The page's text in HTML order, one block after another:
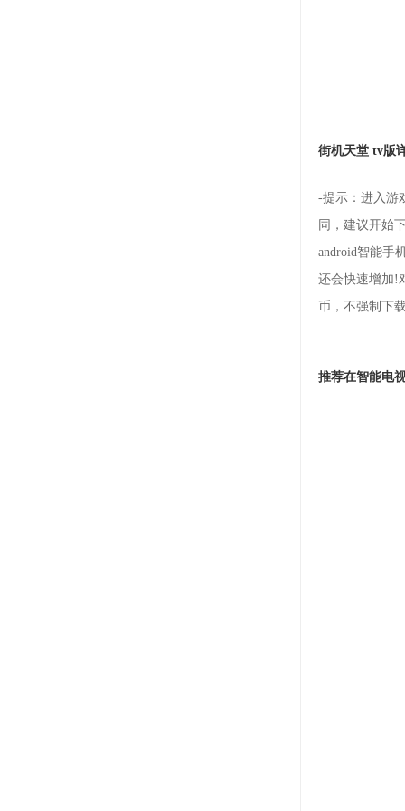
街机天堂 tv版
-提示：进入游
同，建议开始
android智能手
还会快速增加!
币，不强制下
推荐在智能电